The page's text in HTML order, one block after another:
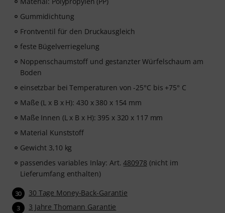
Gummidichtung
Frontventil für den Druckausgleich
feste Bügelverriegelung
Noppenschaumstoff und gestanzter Würfelschaum am
Boden
einsetzbar bei Temperaturen von -25°C bis +75° C
Maße (L x B x H): 430 x 380 x 154 mm
Maße Innen (L x B x H): 395 x 320 x 117 mm
Material Kunststoff
Gewicht 3,10 kg
passendes variables Inlay: Art.480978 (nicht im
Lieferumfang enthalten)
30 30 Tage Money-Back-Garantie
3 3 Jahre Thomann Garantie